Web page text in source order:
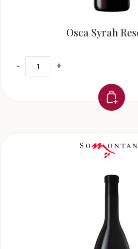
Osca Syrah
- +